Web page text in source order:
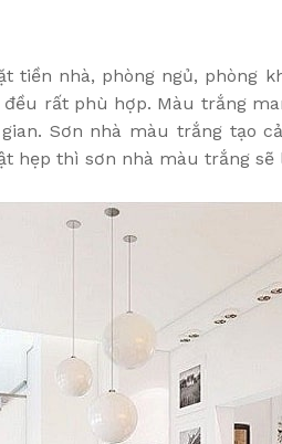
tiền nhà, phòng ngủ, phòng
rất phù hợp. Màu trắng
Sơn nhà màu trắng tạo
hẹp thì sơn nhà màu trắng sẽ